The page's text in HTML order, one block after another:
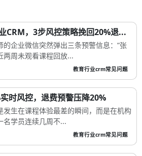
CRM，3步风控策略挽回20%退...
企业微信突然弹出三条预警信息：“张
两周未观看课程回放...
教育行业crm常见问题
时风控，退费预警压降20%
发生在课程体验最差的瞬间，而是在机构
名学员连续几周不...
教育行业crm常见问题